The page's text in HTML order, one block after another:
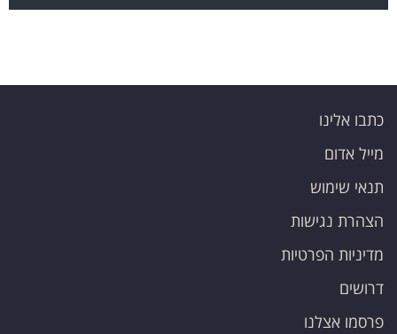
כתבו אלינו
מייל אדום
תנאי שימוש
הצהרת נגישות
מדיניות הפרטיות
דרושים
פרסמו אצלנו